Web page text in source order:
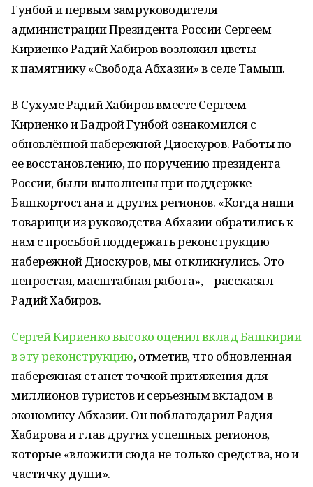
Гунбой и первым замруководителя
администрации Президента России Сергеем
Кириенко Радий Хабиров возложил цветы
к памятнику «Свобода Абхазии» в селе Тамыш.
В Сухуме Радий Хабиров вместе Сергеем
Кириенко и Бадрой Гунбой ознакомился с
обновлённой набережной Диоскуров. Работы по
ее восстановлению, по поручению президента
России, были выполнены при поддержке
Башкортостана и других регионов. «Когда наши
товарищи из руководства Абхазии обратились к
нам с просьбой поддержать реконструкцию
набережной Диоскуров, мы откликнулись. Это
непростая, масштабная работа», – рассказал
Радий Хабиров.
Сергей Кириенко высоко оценил вклад Башкирии
в эту реконструкцию, отметив, что обновленная
набережная станет точкой притяжения для
миллионов туристов и серьезным вкладом в
экономику Абхазии. Он поблагодарил Радия
Хабирова и глав других успешных регионов,
которые «вложили сюда не только средства, но и
частичку души».